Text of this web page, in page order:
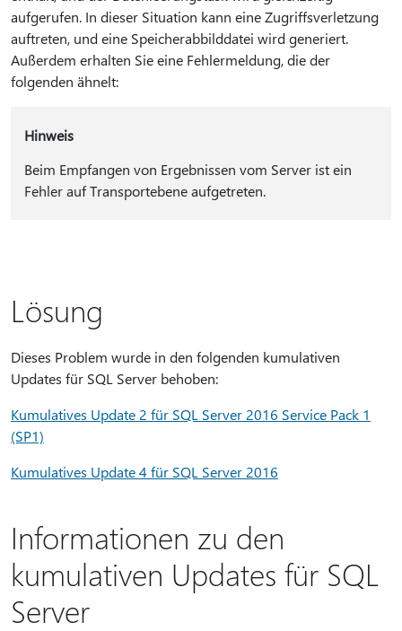
aufgerufen. In dieser Situation kann eine Zugriffsverletzung
auftreten, und eine Speicherabbilddatei wird generiert.
Außerdem erhalten Sie eine Fehlermeldung, die der
folgenden ähnelt:
Hinweis
Beim Empfangen von Ergebnissen vom Server ist ein
Fehler auf Transportebene aufgetreten.
Lösung
Dieses Problem wurde in den folgenden kumulativen
Updates für SQL Server behoben:
Kumulatives Update 2 für SQL Server 2016 Service Pack 1
(SP1)
Kumulatives Update 4 für SQL Server 2016
Informationen zu den
kumulativen Updates für SQL
Server